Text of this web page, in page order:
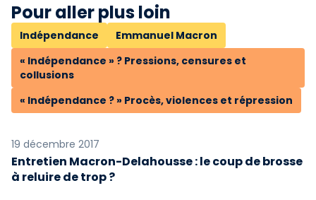
Pour aller plus loin
Indépendance
Emmanuel Macron
« Indépendance » ? Pressions, censures et
collusions
« Indépendance ? » Procès, violences et répression
19 décembre 2017
Entretien Macron-Delahousse : le coup de brosse
à reluire de trop ?